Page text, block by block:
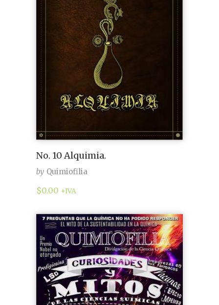
No. 10 Alquimia.
by Quimiofilia
$0.00 +IVA